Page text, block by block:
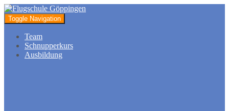
Toggle Navigation
Team
Schnupperkurs
Ausbildung